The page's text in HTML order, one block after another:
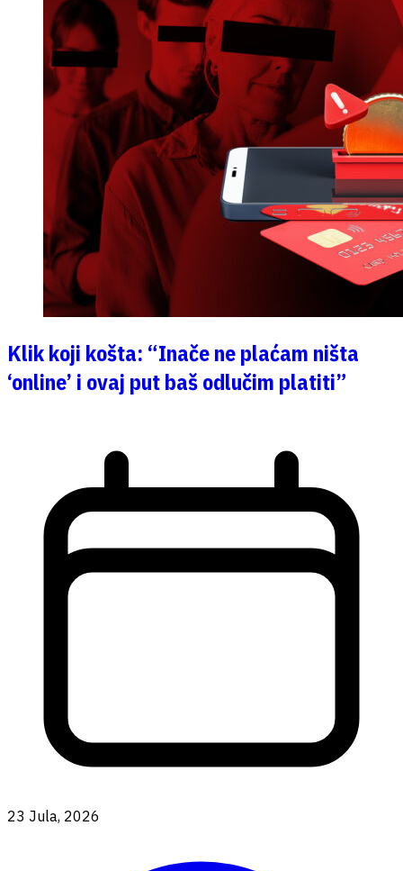
Klik koji košta: “Inače ne plaćam ništa
‘online’ i ovaj put baš odlučim platiti”
23 Jula, 2026